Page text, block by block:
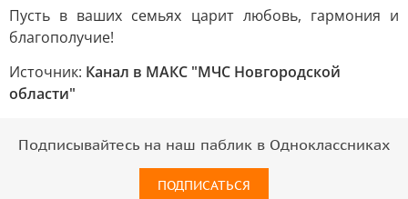
Пусть в ваших семьях царит любовь, гармония и
благополучие!
Источник: Канал в МАКС "МЧС Новгородской
области"
Подписывайтесь на наш паблик в Одноклассниках
ПОДПИСАТЬСЯ